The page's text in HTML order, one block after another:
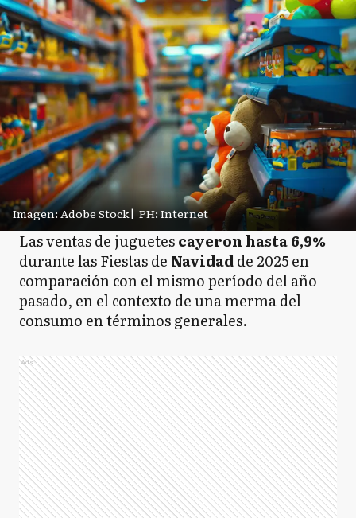
Imagen: Adobe Stock| PH: Internet
Las ventas de juguetescayeron hasta 6,9%
durante las Fiestas de Navidadde 2025 en
comparación con el mismo período del año
pasado, en el contexto de una merma del
consumo en términos generales.
Ads